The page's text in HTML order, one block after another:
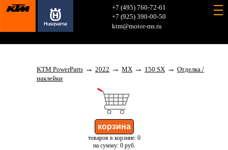
+7 (495) 760-72-61
+7 (925) 390-00-50
ktm@motor-ms.ru
KTM PowerParts → 2022 → MX → 150 SX → Отделка /
наклейки
товаров в корзине: 0
на сумму: 0 руб.